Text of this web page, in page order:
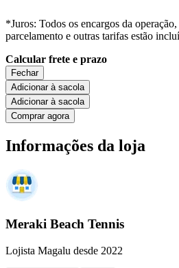
*Juros: Todos os encargos da
parcelamento e outras tarifas estão
Calcular frete e prazo
Fechar
Adicionar à sacola
Adicionar à sacola
Comprar agora
Informações da loja
Meraki Beach Tennis
Lojista Magalu desde 2022